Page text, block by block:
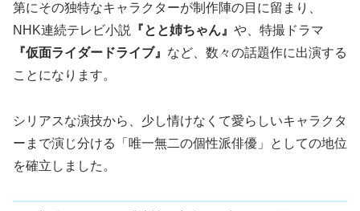
第にその独特なキャラクターが制作陣の目に留まり、
NHK連続テレビ小説
『とと姉ちゃん』 や、特撮ドラマ
『仮面ライダードライブ』 など、数々の話題作に出演する
ことになります。
シリアスな演技から、少し情けなくて愛らしいキャラクタ
ーまで演じ分ける「唯一無二の個性派俳優」としての地位
を確立しました。